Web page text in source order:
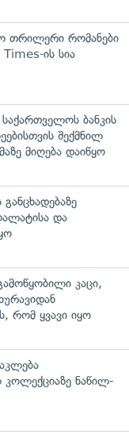
თრილერი რომანები
ის სია
ბანკის
შექმნილ
მიღება დაიწყო
და
კაცი,
რომ ყვავი იყო
ნაწილ-